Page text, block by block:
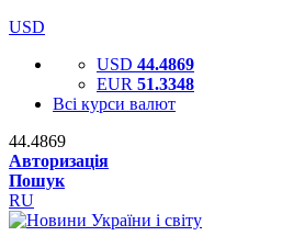
USD
USD 44.4869
EUR 51.3348
Всі курси валют
44.4869
Авторизація
Пошук
RU